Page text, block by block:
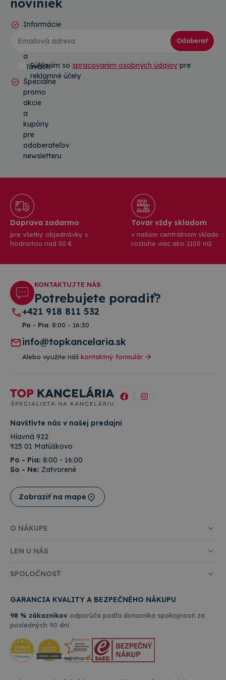
noviniek
Informácie
novinkách
a
zľavách
Špeciálne
promo
akcie
a
kupóny
pre
odoberateľov
newsletteru
Odoberať
Súhlasím so spracovaním osobných údajov pre
reklamné účely
Doprava zadarmo
pre všetky objednávky s
hodnotou nad 50 €
Tovar vždy skladom
v našom centrálnom sklade o
rozlohe viac ako 1100 m2
KONTAKTUJTE NÁS
Potrebujete poradiť?
+421 918 811 532
Po - Pia: 8:00 - 16:30
info@topkancelaria.sk
Alebo využite náš kontaktný formulár
Navštívte nás v našej predajni
Hlavná 922
925 01 Matúškovo
Po - Pia: 8:00 - 16:00
So - Ne: Zatvorené
Zobraziť na mape
O NÁKUPE
LEN U NÁS
SPOLOČNOSŤ
GARANCIA KVALITY A BEZPEČNÉHO NÁKUPU
98 % zákazníkov odporúča podľa dotazníka spokojnosti za
posledných 90 dní